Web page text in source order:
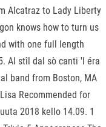
Alcatraz to Lady Liberty
knows how to turn us
with one full length
Al stîl dal sò canti 'l éra
band from Boston, MA
Recommended for
2018 kello 14.09. 1